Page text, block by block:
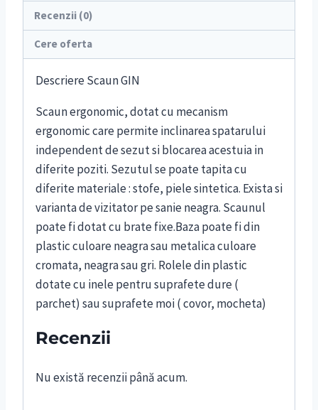
Recenzii (0)
Cere oferta
Descriere Scaun GIN
Scaun ergonomic, dotat cu mecanism
ergonomic care permite inclinarea spatarului
independent de sezut si blocarea acestuia in
diferite poziti. Sezutul se poate tapita cu
diferite materiale : stofe, piele sintetica. Exista si
varianta de vizitator pe sanie neagra. Scaunul
poate fi dotat cu brate fixe.Baza poate fi din
plastic culoare neagra sau metalica culoare
cromata, neagra sau gri. Rolele din plastic
dotate cu inele pentru suprafete dure (
parchet) sau suprafete moi ( covor, mocheta)
Recenzii
Nu există recenzii până acum.